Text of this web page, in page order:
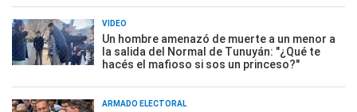
VIDEO
Un hombre amenazó de muerte a un menor a
la salida del Normal de Tunuyán: "¿Qué te
hacés el mafioso si sos un princeso?"
ARMADO ELECTORAL